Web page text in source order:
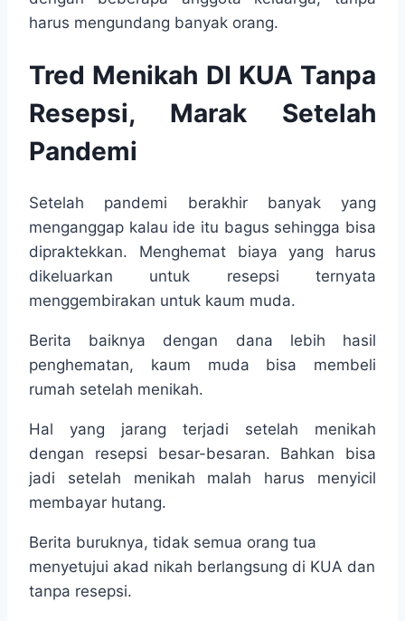
harus mengundang banyak orang.
Tred Menikah DI KUA Tanpa
Resepsi, Marak Setelah
Pandemi
Setelah pandemi berakhir banyak yang
menganggap kalau ide itu bagus sehingga bisa
dipraktekkan. Menghemat biaya yang harus
dikeluarkan untuk resepsi ternyata
menggembirakan untuk kaum muda.
Berita baiknya dengan dana lebih hasil
penghematan, kaum muda bisa membeli
rumah setelah menikah.
Hal yang jarang terjadi setelah menikah
dengan resepsi besar-besaran. Bahkan bisa
jadi setelah menikah malah harus menyicil
membayar hutang.
Berita buruknya, tidak semua orang tua
menyetujui akad nikah berlangsung di KUA dan
tanpa resepsi.